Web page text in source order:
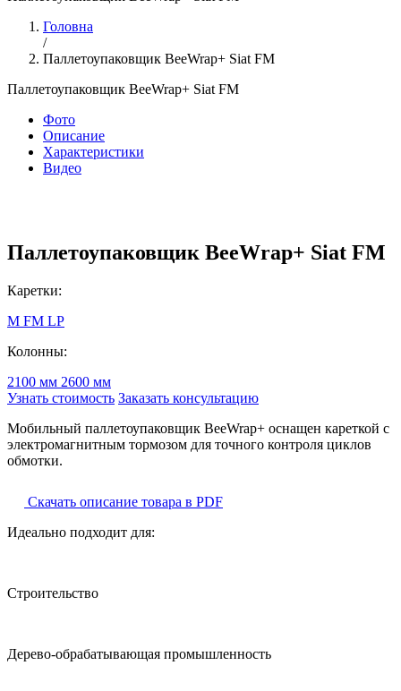
Головна
/
Паллетоупаковщик BeeWrap+ Siat FM
Паллетоупаковщик BeeWrap+ Siat FM
Фото
Описание
Характеристики
Видео
Паллетоупаковщик BeeWrap+ Siat FM
Каретки:
M FM LP
Колонны:
2100 мм 2600 мм
Узнать стоимость Заказать консультацию
Мобильный паллетоупаковщик BeeWrap+ оснащен кареткой с
электромагнитным тормозом для точного контроля циклов
обмотки.
Скачать описание товара в PDF
Идеально подходит для:
Строительство
Дерево-обрабатывающая промышленность